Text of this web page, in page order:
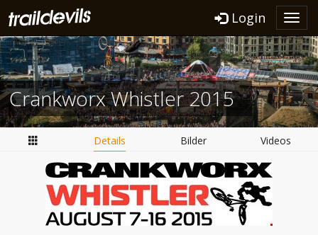
Login
Crankworx Whistler 2015
Details Bilder Videos